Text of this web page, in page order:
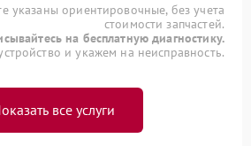
указаны ориентировочные, без учета
стоимости запчастей.
на бесплатную диагностику.
и укажем на неисправность.
все услуги